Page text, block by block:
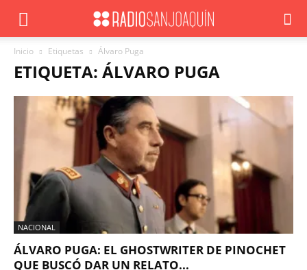
Inicio Etiquetas Álvaro Puga
ETIQUETA: ÁLVARO PUGA
NACIONAL
ÁLVARO PUGA: EL GHOSTWRITER DE PINOCHET
QUE BUSCÓ DAR UN RELATO...